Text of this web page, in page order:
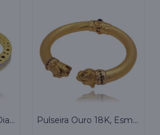
Pulseira Ouro 18K E Diamantes Pulseira Ouro 18K, Esmeraldas E Safiras